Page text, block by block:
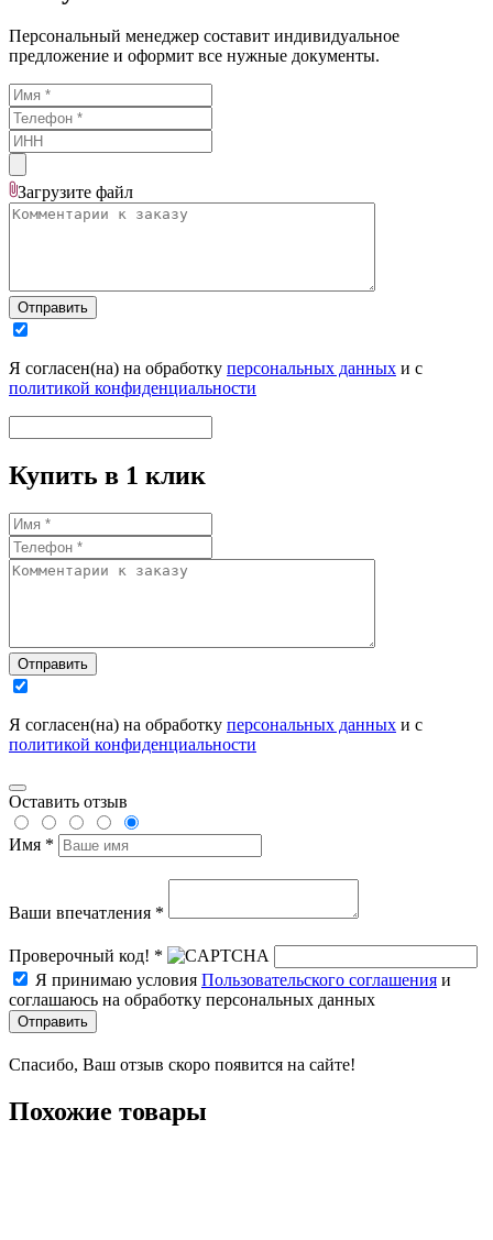
Персональный менеджер составит индивидуальное
предложение и оформит все нужные документы.
Загрузите файл
Отправить
Я согласен(на) на обработку персональных данных и с
политикой конфиденциальности
Купить в 1 клик
Отправить
Я согласен(на) на обработку персональных данных и с
политикой конфиденциальности
Оставить отзыв
Имя *
Ваши впечатления *
Проверочный код! *
Я принимаю условия Пользовательского соглашения и
соглашаюсь на обработку персональных данных
Отправить
Спасибо, Ваш отзыв скоро появится на сайте!
Похожие товары